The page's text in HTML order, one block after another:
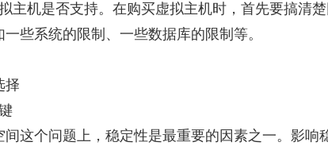
主机是否支持。在购买虚拟主机时，首先要搞清
些系统的限制、一些数据库的限制等。
择
这个问题上，稳定性是最重要的因素之一。影响